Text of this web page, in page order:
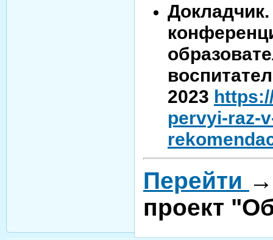
2023
pervyi-raz-
Перейти
проект